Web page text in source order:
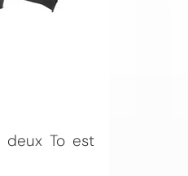
deux To est